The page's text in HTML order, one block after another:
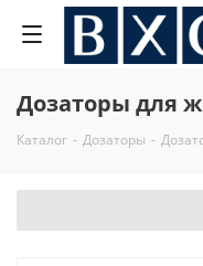
Дозаторы для
Каталог - Дозаторы -